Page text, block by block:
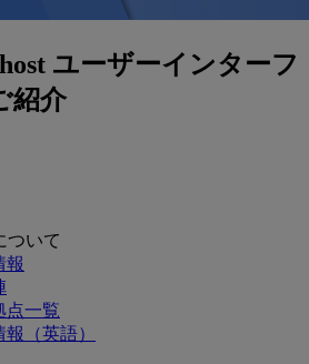
ユーザーインターフ
紹介
ついて
報
点一覧
（英語）